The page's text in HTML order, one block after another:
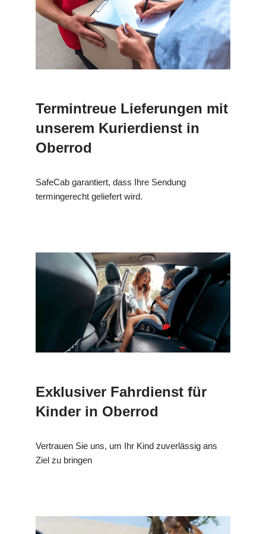
Termintreue Lieferungen mit
unserem Kurierdienst in
Oberrod
SafeCab garantiert, dass Ihre Sendung
termingerecht geliefert wird.
Exklusiver Fahrdienst für
Kinder in Oberrod
Vertrauen Sie uns, um Ihr Kind zuverlässig ans
Ziel zu bringen